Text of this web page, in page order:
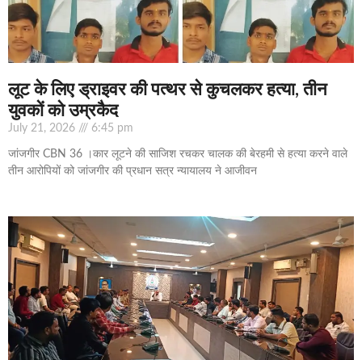
लूट के लिए ड्राइवर की पत्थर से कुचलकर हत्या, तीन
युवकों को उम्रकैद
July 21, 2026 6:45 pm
जांजगीर CBN 36 ।कार लूटने की साजिश रचकर चालक की बेरहमी से हत्या करने वाले
तीन आरोपियों को जांजगीर की प्रधान सत्र न्यायालय ने आजीवन